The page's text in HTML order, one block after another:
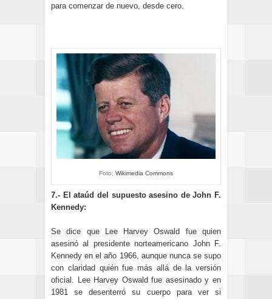
para comenzar de nuevo, desde cero.
Foto: Wikimedia Commons
7.- El ataúd del supuesto asesino de John F.
Kennedy:
Se dice que Lee Harvey Oswald fue quien
asesinó al presidente norteamericano John F.
Kennedy en el año 1966, aunque nunca se supo
con claridad quién fue más allá de la versión
oficial. Lee Harvey Oswald fue asesinado y en
1981 se desenterró su cuerpo para ver si